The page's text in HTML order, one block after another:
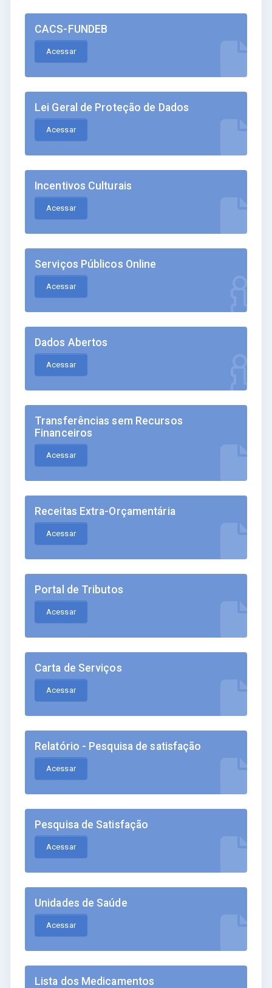
CACS-FUNDEB
Acessar
Lei Geral de Proteção de Dados
Acessar
Incentivos Culturais
Acessar
Serviços Públicos Online
Acessar
Dados Abertos
Acessar
Transferências sem Recursos
Financeiros
Acessar
Receitas Extra-Orçamentária
Acessar
Portal de Tributos
Acessar
Carta de Serviços
Acessar
Relatório - Pesquisa de satisfação
Acessar
Pesquisa de Satisfação
Acessar
Unidades de Saúde
Acessar
Lista dos Medicamentos